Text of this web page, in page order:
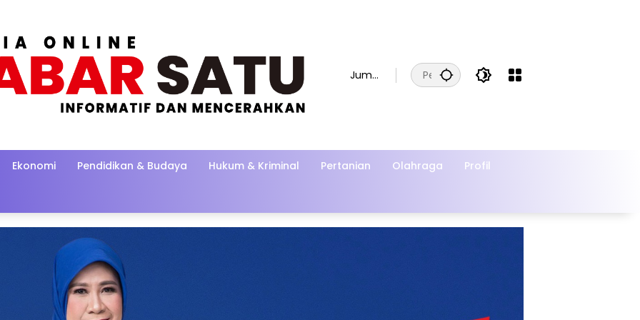
Juma
Ekonomi Pendidikan & Budaya Hukum & Kriminal Pertanian Olahraga Profil